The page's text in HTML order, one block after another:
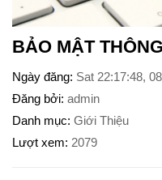
BẢO MẬT
Ngày đăng Sat 22:17:48,
Đăng bởi admin
Danh mục Giới Thiệu
Lượt xem 2079